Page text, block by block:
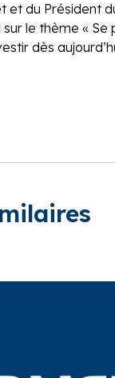
et du Président
le thème « Se
dès